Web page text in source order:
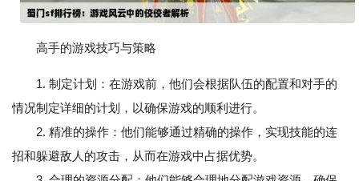
高手的游戏技巧与策略
1. 制定计划：在游戏前，他们会根据队伍的配置和对手的
情况制定详细的计划，以确保游戏的顺利进行。
2. 精准的操作：他们能够通过精确的操作，实现技能的连
招和躲避敌人的攻击，从而在游戏中占据优势。